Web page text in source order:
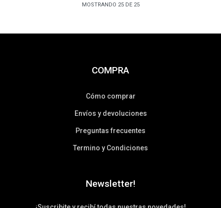
MOSTRANDO 25DE 25
COMPRA
Cómo comprar
Envíos y devoluciones
Preguntas frecuentes
Termino y Condiciones
Newsletter!